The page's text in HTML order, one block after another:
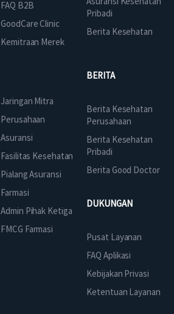
FAQ B2B
GoodCare Clinic
Kemitraan Merek
Pribadi
Berita Kesehatan
Jaringan Mitra
Perusahaan
Asuransi
Fasilitas Kesehatan
Pialang Asuransi
Farmasi
Admin Pihak Ketiga
FMCG Farmasi
BERITA
Berita Kesehatan
Perusahaan
Berita Kesehatan
Pribadi
Berita Good Doctor
DUKUNGAN
Pusat Layanan
FAQ Aplikasi
Kebijakan Privasi
Ketentuan Layanan